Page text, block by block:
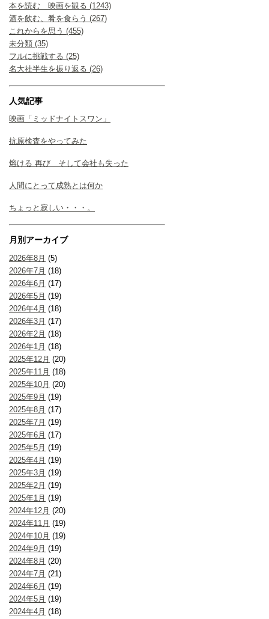
本を読む 映画を観る (1243)
酒を飲む、肴を食らう (267)
これからを思う (455)
未分類 (35)
フルに挑戦する (25)
名大社半生を振り返る (26)
人気記事
映画「ミッドナイトスワン」
抗原検査をやってみた
熔ける 再び そして会社も失った
人間にとって成熟とは何か
ちょっと寂しい・・・。
月別アーカイブ
2026年8月 (5)
2026年7月 (18)
2026年6月 (17)
2026年5月 (19)
2026年4月 (18)
2026年3月 (17)
2026年2月 (18)
2026年1月 (18)
2025年12月 (20)
2025年11月 (18)
2025年10月 (20)
2025年9月 (19)
2025年8月 (17)
2025年7月 (19)
2025年6月 (17)
2025年5月 (19)
2025年4月 (19)
2025年3月 (19)
2025年2月 (19)
2025年1月 (19)
2024年12月 (20)
2024年11月 (19)
2024年10月 (19)
2024年9月 (19)
2024年8月 (20)
2024年7月 (21)
2024年6月 (19)
2024年5月 (19)
2024年4月 (18)